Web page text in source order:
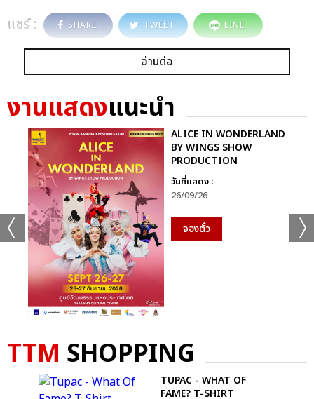
แชร์ : SHARE TWEET LINE
อ่านต่อ
งานแสดงแนะนำ
ALICE IN WONDERLAND
BY WINGS SHOW
PRODUCTION
วันที่แสดง :
26/09/26
จองตั๋ว
TTM SHOPPING
TUPAC - WHAT OF
FAME? T-SHIRT